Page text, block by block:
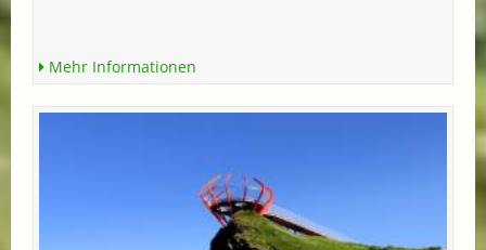
Mehr Informationen